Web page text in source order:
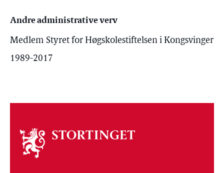
Andre administrative verv
Medlem Styret for Høgskolestiftelsen i Kongsvinger
1989-2017
Om
stortinget